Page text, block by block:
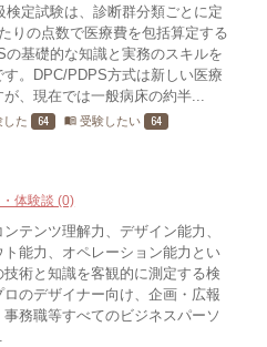
検定試験は、診断群分類ごとに定
りの点数で医療費を包括算定する
の基礎的な知識と実務のスキルを
。DPC/PDPS方式は新しい医療
、現在では一般病床の約半...
した 64 menu_book 受験したい 64
体験談 (0)
テンツ理解力、デザイン能力、
能力、オペレーション能力とい
技術と知識を客観的に測定する検
ロのデザイナー向け、企画・広報
務職等すべてのビジネスパーソ